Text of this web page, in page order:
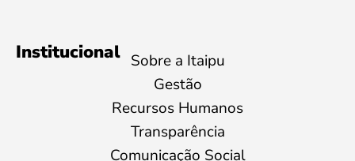
Institucional Sobre a Itaipu
Gestão
Recursos Humanos
Transparência
Comunicação Social